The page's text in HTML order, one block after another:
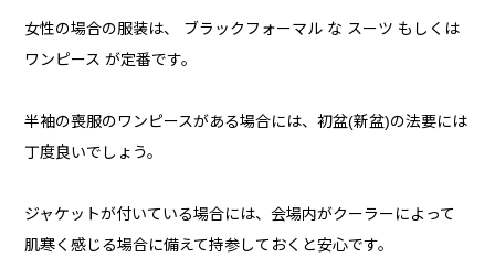
女性の場合の服装は、 ブラックフォーマル な スーツ もしくは
ワンピース が定番です。
半袖の喪服のワンピースがある場合には、初盆(新盆)の法要には
丁度良いでしょう。
ジャケットが付いている場合には、会場内がクーラーによって
肌寒く感じる場合に備えて持参しておくと安心です。